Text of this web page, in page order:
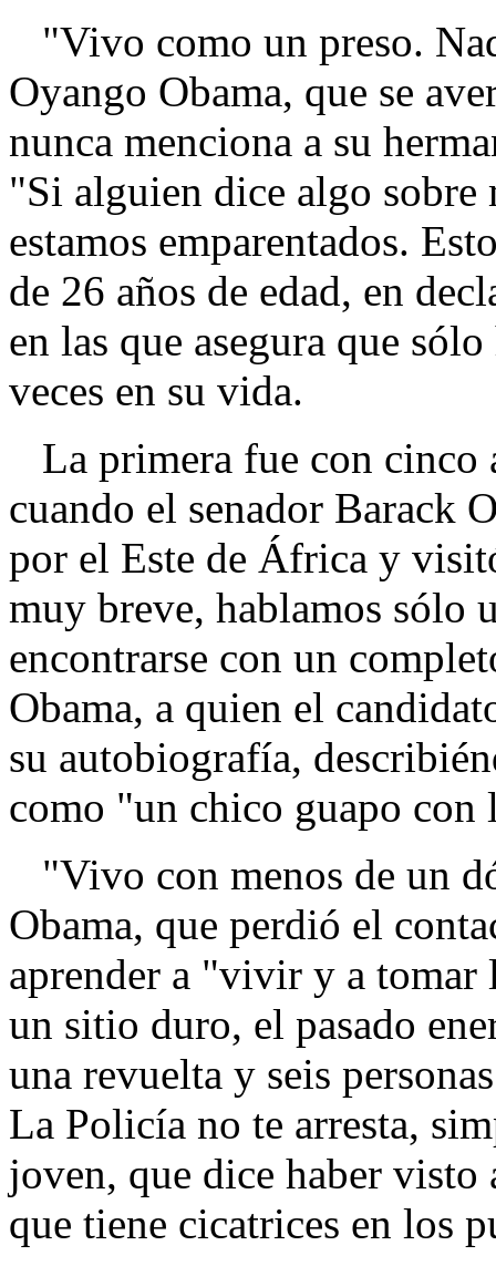
"Vivo como un preso.
Oyango Obama, que se
nunca menciona a su
"Si alguien dice algo
estamos emparentados.
de 26 años de edad, en
en las que asegura que
veces en su vida.
La primera fue con cinco
cuando el senador Barack
por el Este de África y
muy breve, hablamos sólo
encontrarse con un
Obama, a quien el
su autobiografía,
como "un chico guapo con
"Vivo con menos de un
Obama, que perdió el
aprender a "vivir y a tomar
un sitio duro, el pasado
una revuelta y seis
La Policía no te arresta,
joven, que dice haber visto
que tiene cicatrices en los